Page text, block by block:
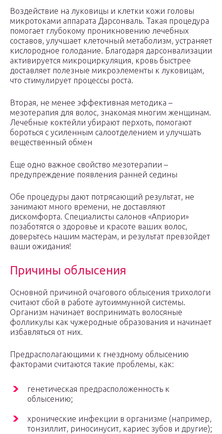
Воздействие на луковицы и клетки кожи головы
микротоками аппарата Дарсонваль. Такая процедура
помогает глубокому проникновению лечебных
составов, улучшает клеточный метаболизм, устраняет
кислородное голодание. Благодаря дарсонвализации
активируется микроциркуляция, кровь быстрее
доставляет полезные микроэлементы к луковицам,
что стимулирует процессы роста.
Вторая, не менее эффективная методика –
мезотерапия для волос, знакомая многим женщинам.
Лечебные коктейли убирают перхоть, помогают
бороться с усиленным салоотделением и улучшать
вещественный обмен
Еще одно важное свойство мезотерапии –
предупреждение появления ранней седины
Обе процедуры дают потрясающий результат, не
занимают много времени, не доставляют
дискомфорта. Специалисты салонов «Априори»
позаботятся о здоровье и красоте ваших волос,
доверьтесь нашим мастерам, и результат превзойдет
ваши ожидания!
Причины облысения
Основной причиной очагового облысения трихологи
считают сбой в работе аутоиммунной системы.
Организм начинает воспринимать волосяные
фолликулы как чужеродные образования и начинает
избавляться от них.
Предрасполагающими к гнездному облысению
факторами считаются такие проблемы, как:
генетическая предрасположенность к
облысению;
хронические инфекции в организме (например,
тонзиллит, риносинусит, кариес зубов и другие);